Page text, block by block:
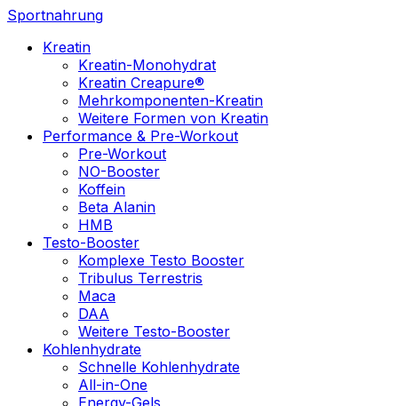
Sportnahrung
Kreatin
Kreatin-Monohydrat
Kreatin Creapure®
Mehrkomponenten-Kreatin
Weitere Formen von Kreatin
Performance & Pre-Workout
Pre-Workout
NO-Booster
Koffein
Beta Alanin
HMB
Testo-Booster
Komplexe Testo Booster
Tribulus Terrestris
Maca
DAA
Weitere Testo-Booster
Kohlenhydrate
Schnelle Kohlenhydrate
All-in-One
Energy-Gels